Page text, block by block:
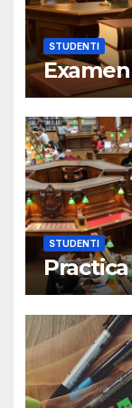
STUDENTI
STUDENTI
Practica